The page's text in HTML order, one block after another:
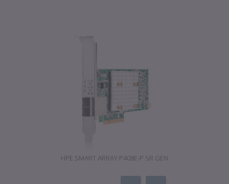
HPE SMART ARRAY P408E-P SR GEN